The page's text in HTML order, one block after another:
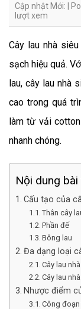
Cập nhật Mới: |
lượt xem
Cây lau nhà
sạch hiệu quả.
lau, cây lau nhà
cao trong quá
làm từ vải
nhanh chóng.
Nội dung bài
Cấu tạo của
Thân cây
Phần đế
Bông lau
Đa dạng loại
Cây lau
Cây lau
Nhược điểm
Công